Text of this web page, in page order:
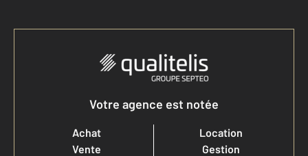
Votre agence est notée
Achat
Vente
Location
Gestion